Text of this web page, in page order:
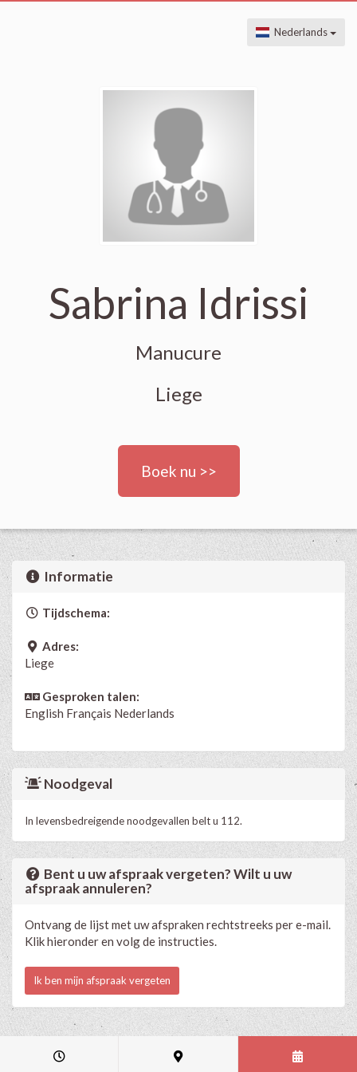
Nederlands
Sabrina Idrissi
Manucure
Liege
Boek nu >>
Informatie
Tijdschema:
Adres:
Liege
Gesproken talen:
English Français Nederlands
Noodgeval
In levensbedreigende noodgevallen belt u 112.
Bent u uw afspraak vergeten? Wilt u uw
afspraak annuleren?
Ontvang de lijst met uw afspraken rechtstreeks per e-mail.
Klik hieronder en volg de instructies.
Ik ben mijn afspraak vergeten
2015 - 2026 -
lees de privacyverklaring van deze praktijk